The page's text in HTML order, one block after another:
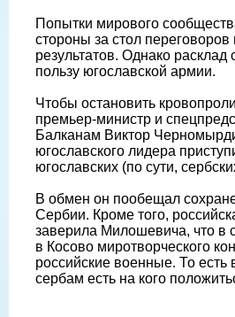
Попытки мирового
стороны за стол переговоров
результатов. Однако расклад
пользу югославской армии.
Чтобы остановить
премьер-министр и
Балканам Виктор
югославского лидера
югославских (по сути,
В обмен он пообещал
Сербии. Кроме того,
заверила Милошевича, что в
в Косово миротворческого
российские военные. То есть
сербам есть на кого